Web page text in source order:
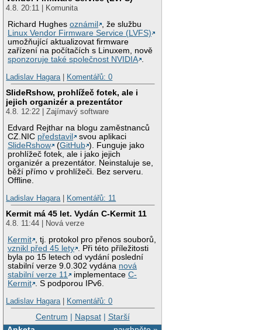
4.8. 20:11 | Komunita
Richard Hughesoznámil
, že službu
Linux Vendor Firmware Service (LVFS)
umožňující aktualizovat firmware
zařízení na počítačích s Linuxem, nově
sponzoruje také společnost NVIDIA .
Ladislav Hagara| Komentářů: 0
SlideRshow, prohlížeč fotek, ale i
jejich organizér a prezentátor
4.8. 12:22 | Zajímavý software
Edvard Rejthar na blogu zaměstnanců
CZ.NIC představil
svou aplikaci
SlideRshow
(GitHub ). Funguje jako
prohlížeč fotek, ale i jako jejich
organizér a prezentátor. Neinstaluje se,
běží přímo v prohlížeči. Bez serveru.
Offline.
Ladislav Hagara| Komentářů: 11
Kermit má 45 let. Vydán C-Kermit 11
4.8. 11:44 | Nová verze
Kermit , tj. protokol pro přenos souborů,
vznikl před 45 lety . Při této příležitosti
byla po 15 letech od vydání poslední
stabilní verze 9.0.302 vydána nová
stabilní verze 11
implementaceC-
Kermit . S podporou IPv6.
Ladislav Hagara| Komentářů: 0
Centrum | Napsat| Starší